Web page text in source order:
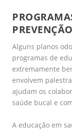
PREVENÇÃO
Alguns planos
programas de
extremamente
envolvem
ajudam os
saúde bucal e
A educação em